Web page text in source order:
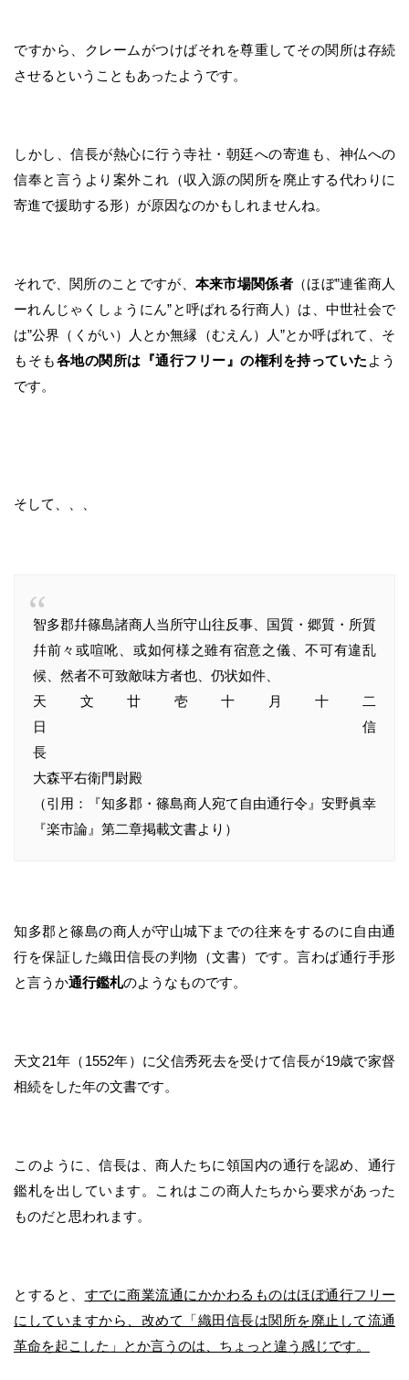
ですから、クレームがつけばそれを尊重してその関所は存続
させるということもあったようです。
しかし、信長が熱心に行う寺社・朝廷への寄進も、神仏への
信奉と言うより案外これ（収入源の関所を廃止する代わりに
寄進で援助する形）が原因なのかもしれませんね。
それで、関所のことですが、 本来市場関係者（ほぼ”連雀商人
ーれんじゃくしょうにん”と呼ばれる行商人）は、中世社会で
は”公界（くがい）人とか無縁（むえん）人”とか呼ばれて、そ
もそも各地の関所は『通行フリー』の権利を持っていた よう
です。
そして、、、
智多郡幷篠島諸商人当所守山往反事、国質・郷質・所質
幷前々或喧吪、或如何様之雖有宿意之儀、不可有違乱
候、然者不可致敵味方者也、仍状如件、
天文廿壱十月十二
日 信
長
大森平右衛門尉殿
（引用：『知多郡・篠島商人宛て自由通行令』安野眞幸
『楽市論』第二章掲載文書より）
知多郡と篠島の商人が守山城下までの往来をするのに自由通
行を保証した織田信長の判物（文書）です。言わば通行手形
と言うか通行鑑札のようなものです。
天文21年（1552年）に父信秀死去を受けて信長が19歳で家督
相続をした年の文書です。
このように、信長は、商人たちに領国内の通行を認め、通行
鑑札を出しています。これはこの商人たちから要求があった
ものだと思われます。
とすると、 すでに商業流通にかかわるものはほぼ通行フリー
にしていますから、改めて「織田信長は関所を廃止して流通
革命を起こした」とか言うのは、ちょっと違う感じです。